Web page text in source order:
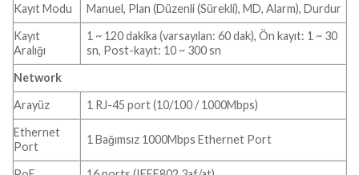
Kayıt Modu
Manuel, Plan (Düzenli (Sürekli), MD, Alarm), Durdur
Kayıt
Aralığı
1 ~ 120 dakika (varsayılan: 60 dak), Ön kayıt: 1 ~ 30
sn, Post-kayıt: 10 ~ 300 sn
Network
Arayüz
1 RJ-45 port (10/100 / 1000Mbps)
Ethernet
Port
1 Bağımsız 1000Mbps Ethernet Port